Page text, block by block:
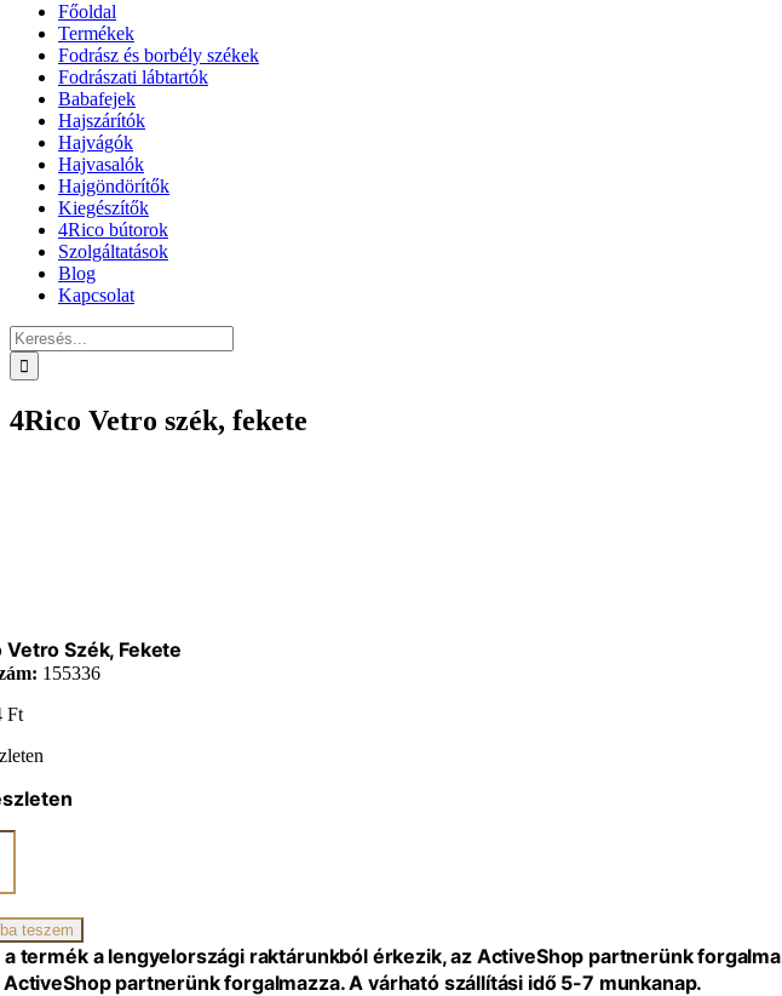
Főoldal
Termékek
Fodrász és borbély székek
Fodrászati lábtartók
Babafejek
Hajszárítók
Hajvágók
Hajvasalók
Hajgöndörítők
Kiegészítők
4Rico bútorok
Szolgáltatások
Blog
Kapcsolat
Keresés...
4Rico Vetro szék, fekete
Vetro Szék, Fekete
155336
Ft
teszem
a termék a lengyelországi raktárunkból érkezik, az ActiveShop partnerünk
ActiveShop partnerünk forgalmazza. A várható szállítási idő 5-7 munkanap.